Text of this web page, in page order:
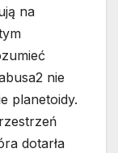
na
nie
planetoidy.
dotarła